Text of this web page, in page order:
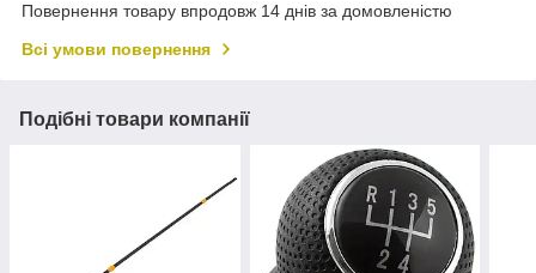
Повернення товару впродовж 14 днів за домовленістю
Всі умови повернення
Подібні товари компанії